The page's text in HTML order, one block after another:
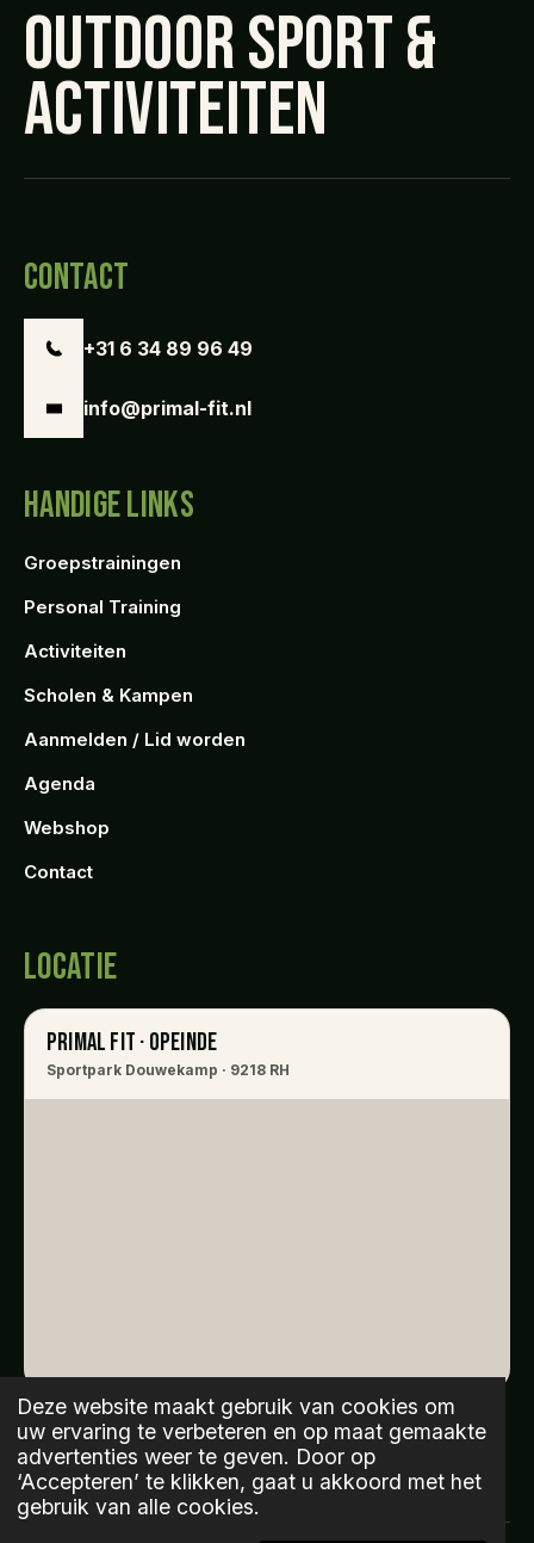
Deze website maakt gebruik van cookies om
uw ervaring te verbeteren en op maat gemaakte
advertenties weer te geven. Door op
‘Accepteren’ te klikken, gaat u akkoord met het
gebruik van alle cookies.
OUTDOOR SPORT &
ACTIVITEITEN
CONTACT
+31 6 34 89 96 49
info@primal-fit.nl
HANDIGE LINKS
Groepstrainingen
Personal Training
Activiteiten
Scholen & Kampen
Aanmelden / Lid worden
Agenda
Webshop
Contact
LOCATIE
PRIMAL FIT · OPEINDE
Sportpark Douwekamp · 9218 RH